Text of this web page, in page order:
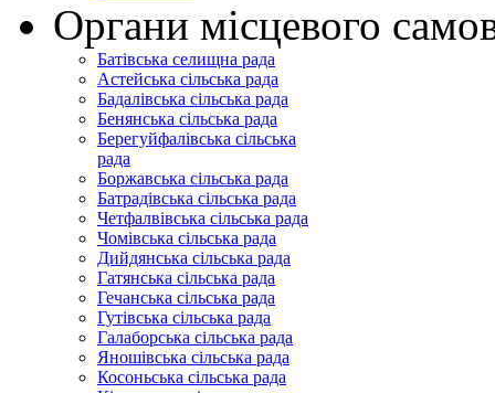
Органи місцевого
Батівська селищна рада
Астейська сільська рада
Бадалівська сільська рада
Бенянська сільська рада
Берегуйфалівська сільська
рада
Боржавська сільська рада
Батрадівська сільська рада
Четфалвівська сільська рада
Чомівська сільська рада
Дийдянська сільська рада
Гатянська сільська рада
Гечанська сільська рада
Гутівська сільська рада
Галаборська сільська рада
Яношівська сільська рада
Косоньська сільська рада